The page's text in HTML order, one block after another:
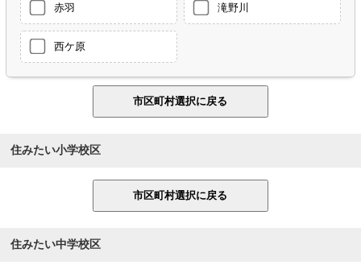
赤羽 滝野川
西ケ原
住みたい小学校区
住みたい中学校区